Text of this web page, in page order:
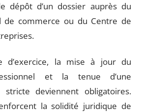
dépôt d’un dossier auprès du
de commerce ou du Centre de
d’exercice, la mise à jour du
et la tenue d’une
stricte deviennent obligatoires.
la solidité juridique de